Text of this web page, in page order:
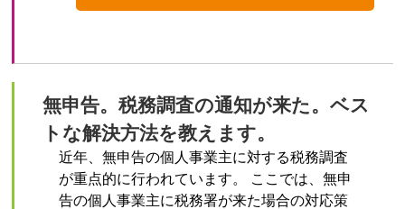
無申告。税務調査の通知が来た。ベス
トな解決方法を教えます。
近年、無申告の個人事業主に対する税務調査
が重点的に行われています。 ここでは、無申
告の個人事業主に税務署が来た場合の対応策